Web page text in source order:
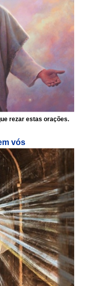
rezar estas orações.
vós